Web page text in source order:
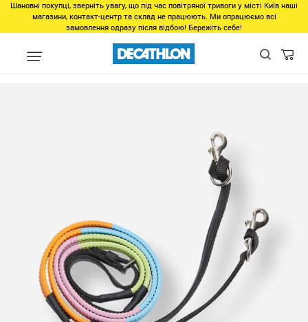
Шановні покупці, зверніть увагу, що під час повітряної тривоги у місті Київ наші
магазини, контакт-центр та склад не працюють. Ми опрацюємо всі
замовлення одразу після відбою! Бережіть себе!
unlinked Поводья для пони INITIATION